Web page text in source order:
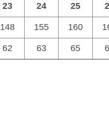
23 24 25
148 155 160
62 63 65